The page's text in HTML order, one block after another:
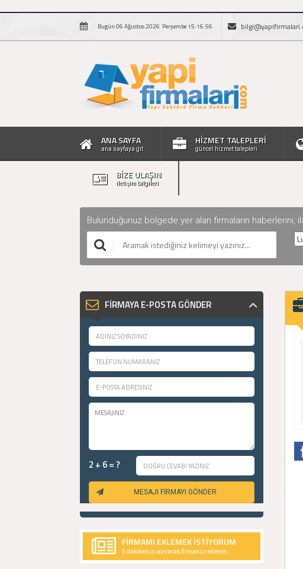
Bugün 06 Ağustos 2026 Perşembe 15:16:57
ANA SAYFA
ana sayfaya git
HİZMET TALEPLERİ
güncel hizmet talepleri
BİZE ULAŞIN
iletişim bilgileri
Bulunduğunuz bölgede yer alan firmaların haberlerini,
FİRMAYA E-POSTA GÖNDER
2 + 6 = ?
MESAJI FİRMAYI GÖNDER
FİRMAMI EKLEMEK İSTİYORUM
5 dakikanızı ayırarak firmanızı ekleyin..